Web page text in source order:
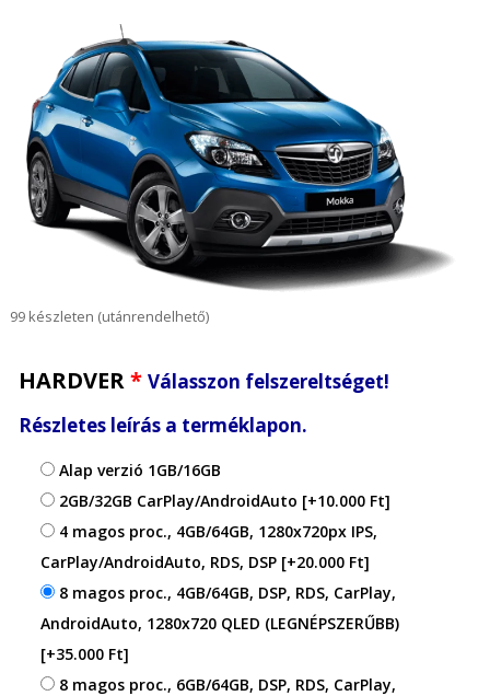
99 készleten (utánrendelhető)
HARDVER* Válasszon felszereltséget!
Részletes leírás a terméklapon.
Alap verzió 1GB/16GB
2GB/32GB CarPlay/AndroidAuto [+10.000 Ft]
4 magos proc., 4GB/64GB, 1280x720px IPS,
CarPlay/AndroidAuto, RDS, DSP [+20.000 Ft]
8 magos proc., 4GB/64GB, DSP, RDS, CarPlay,
AndroidAuto, 1280x720 QLED (LEGNÉPSZERŰBB)
[+35.000 Ft]
8 magos proc., 6GB/64GB, DSP, RDS, CarPlay,